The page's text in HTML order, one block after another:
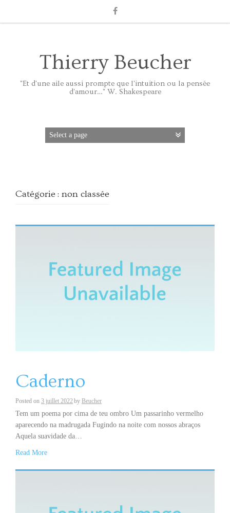
Thierry Beucher
"Et d'une aile aussi prompte que l'intuition ou la pensée
d'amour…" W. Shakespeare
Catégorie : non classée
Caderno
Posted on 3 juillet 2022 by Beucher
Tem um poema por cima de teu ombro Um passarinho vermelho
aparecendo na madrugada Fugindo na noite com nossos abraços
Aquela suavidade da…
Read More